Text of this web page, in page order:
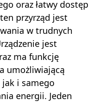
oraz łatwy dostęp
przyrząd jest
w trudnych
jest
ma funkcję
umożliwiającą
jak i samego
energii. Jeden